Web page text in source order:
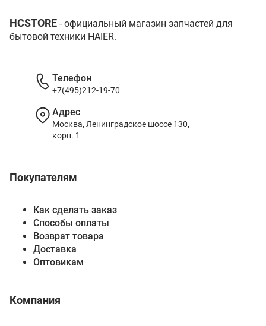
HCSTORE - официальный магазин запчастей для
бытовой техники HAIER.
Покупателям
Как сделать заказ
Способы оплаты
Возврат товара
Доставка
Оптовикам
Компания
Телефон
+7(495)212-19-70
Адрес
Москва, Ленинградское шоссе 130,
корп. 1